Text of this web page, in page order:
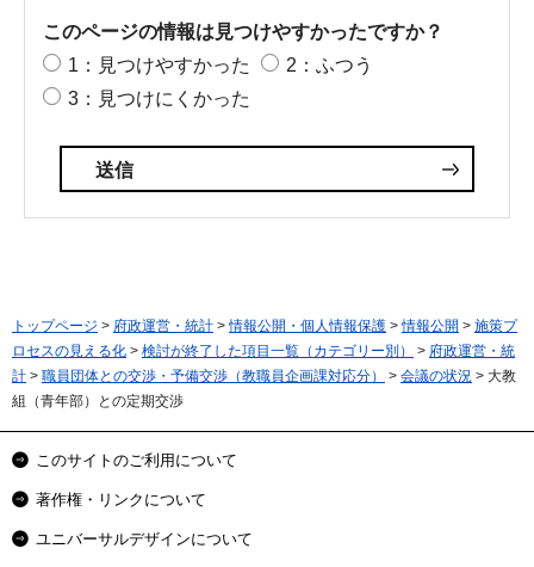
このページの情報は見つけやすかったですか？
1：見つけやすかった
2：ふつう
3：見つけにくかった
トップページ > 府政運営・統計 >情報公開・個人情報保護 >情報公開 > 施策プ
ロセスの見える化 > 検討が終了した項目一覧（カテゴリー別） > 府政運営・統
計 > 職員団体との交渉・予備交渉（教職員企画課対応分） > 会議の状況 > 大教
組（青年部）との定期交渉
このサイトのご利用について
著作権・リンクについて
ユニバーサルデザインについて